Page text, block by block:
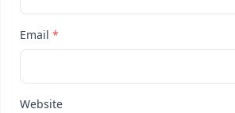
Email *
Website